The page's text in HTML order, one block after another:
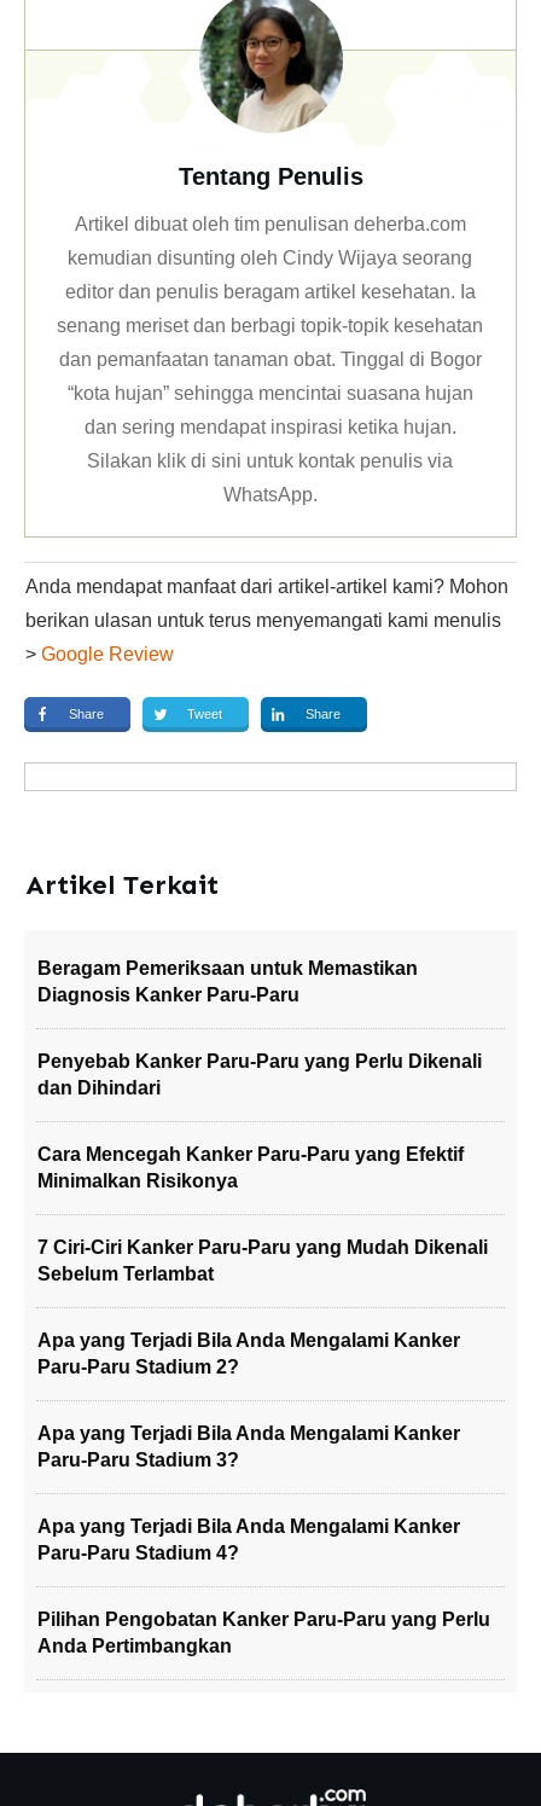
Tentang Penulis
Artikel dibuat oleh tim penulisan deherba.com
kemudian disunting oleh Cindy Wijaya seorang
editor dan penulis beragam artikel kesehatan. Ia
senang meriset dan berbagi topik-topik kesehatan
dan pemanfaatan tanaman obat. Tinggal di Bogor
“kota hujan” sehingga mencintai suasana hujan
dan sering mendapat inspirasi ketika hujan.
Silakan klikdi sini untuk kontak penulis via
WhatsApp.
Anda mendapat manfaat dari artikel-artikel kami? Mohon
berikan ulasan untuk terus menyemangati kami menulis
> Google Review
Share Tweet Share
Artikel Terkait
Beragam Pemeriksaan untuk Memastikan
Diagnosis Kanker Paru-Paru
Penyebab Kanker Paru-Paru yang Perlu Dikenali
dan Dihindari
Cara Mencegah Kanker Paru-Paru yang Efektif
Minimalkan Risikonya
7 Ciri-Ciri Kanker Paru-Paru yang Mudah Dikenali
Sebelum Terlambat
Apa yang Terjadi Bila Anda Mengalami Kanker
Paru-Paru Stadium 2?
Apa yang Terjadi Bila Anda Mengalami Kanker
Paru-Paru Stadium 3?
Apa yang Terjadi Bila Anda Mengalami Kanker
Paru-Paru Stadium 4?
Pilihan Pengobatan Kanker Paru-Paru yang Perlu
Anda Pertimbangkan